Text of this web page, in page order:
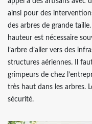
ainsi pour des
des arbres de grande
hauteur est nécessaire
l’arbre d’aller vers des
structures aériennes. Il
grimpeurs de chez
très haut dans les arbres.
sécurité.